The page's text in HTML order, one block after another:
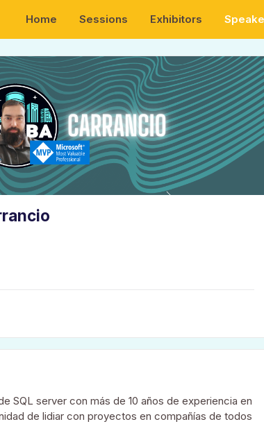
Home Sessions Exhibitors
SQL server con más de 10 años de experiencia en
de lidiar con proyectos en compañías de todos